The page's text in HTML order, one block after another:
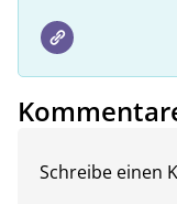
Schreibe einen